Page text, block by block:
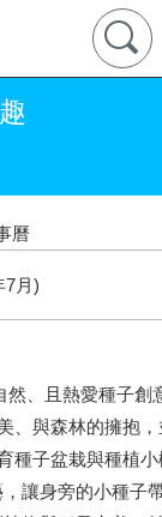
曆
7月)
、且熱愛種子創
、與森林的擁抱
種子盆栽與種植
讓身旁的小種子